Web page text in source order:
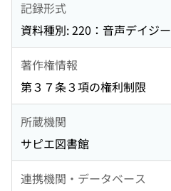
記録形式
資料種別: 220：音声デイジー
著作権情報
第３７条３項の権利制限
所蔵機関
サピエ図書館
連携機関・データベース